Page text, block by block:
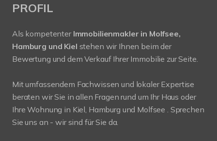
PROFIL
Als kompetenter Immobilienmakler in Molfsee,
Hamburg und Kiel stehen wir Ihnen beim der
Bewertung und dem Verkauf Ihrer Immobilie zur Seite.
Mit umfassendem Fachwissen und lokaler Expertise
beraten wir Sie in allen Fragen rund um Ihr Haus oder
Ihre Wohnung in Kiel, Hamburg und Molfsee . Sprechen
Sie uns an - wir sind für Sie da.